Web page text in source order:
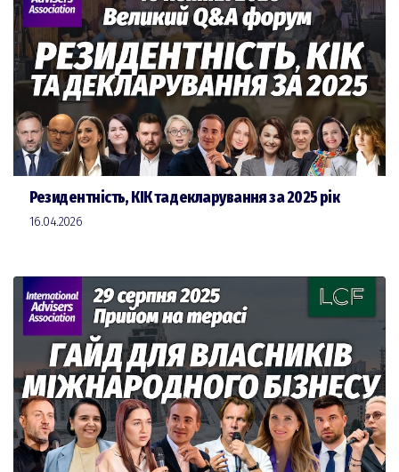
Резидентність, КІК та декларування за 2025 рік
16.04.2026